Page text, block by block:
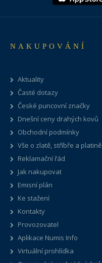
NAKUPOVÁNÍ
Aktuality
Časté dotazy
České puncovní značky
Dnešní ceny drahých kovů
Obchodní podmínky
Vše o zlatě, stříbře a platině
Reklamační řád
Jak nakupovat
Emisní plán
Ke stažení
Kontakty
Provozovatel
Aplikace Numis Info
Virtuální prohlídka